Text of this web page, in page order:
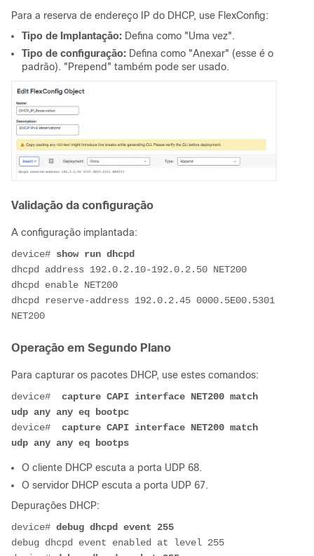
Para a reserva de endereço IP do DHCP, use FlexConfig:
Tipo de Implantação: Defina como "Uma vez".
Tipo de configuração: Defina como "Anexar" (esse é o
padrão). "Prepend" também pode ser usado.
Validação da configuração
A configuração implantada:
device# show run dhcpd
dhcpd address 192.0.2.10-192.0.2.50 NET200
dhcpd enable NET200
dhcpd reserve-address 192.0.2.45 0000.5E00.5301
NET200
Operação em Segundo Plano
Para capturar os pacotes DHCP, use estes comandos:
device# capture CAPI interface NET200 match
udp any any eq bootpc
device# capture CAPI interface NET200 match
udp any any eq bootps
O cliente DHCP escuta a porta UDP 68.
O servidor DHCP escuta a porta UDP 67.
Depurações DHCP:
device# debug dhcpd event 255
debug dhcpd event enabled at level 255